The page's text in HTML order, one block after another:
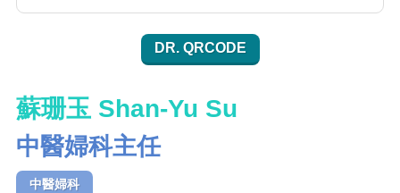
DR. QRCODE
蘇珊玉 Shan-Yu Su
中醫婦科主任
中醫婦科